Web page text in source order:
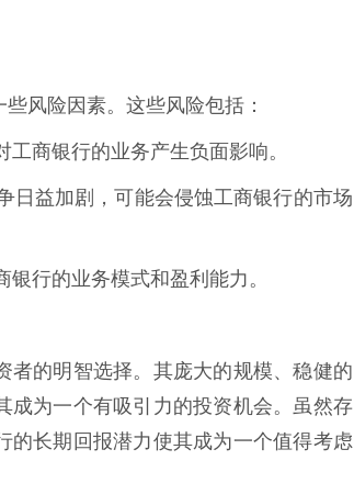
风险因素。这些风险包括：
商银行的业务产生负面影响。
日益加剧，可能会侵蚀工商银行的市场
行的业务模式和盈利能力。
者的明智选择。其庞大的规模、稳健的
成为一个有吸引力的投资机会。虽然存
的长期回报潜力使其成为一个值得考虑